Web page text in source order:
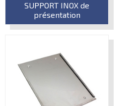
SUPPORT INOX de
présentation